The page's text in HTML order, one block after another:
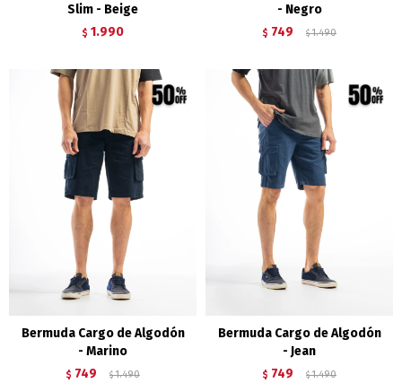
Slim - Beige
$ 1.990
- Negro
$ 749 $ 1.490
Bermuda Cargo de Algodón
- Marino
$ 749 $ 1.490
Bermuda Cargo de Algodón
- Jean
$ 749 $ 1.490